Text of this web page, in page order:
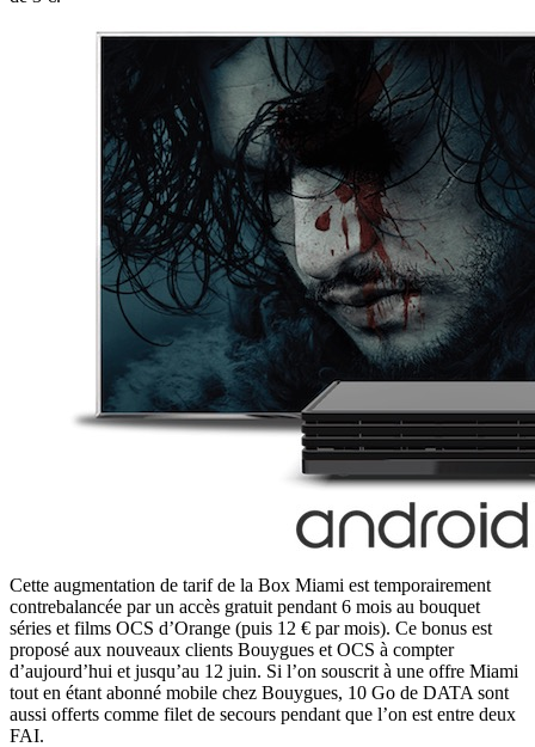
Cette augmentation de tarif de la Box Miami est temporairement
contrebalancée par un accès gratuit pendant 6 mois au bouquet
séries et films OCS d’Orange (puis 12 € par mois). Ce bonus est
proposé aux nouveaux clients Bouygues et OCS à compter
d’aujourd’hui et jusqu’au 12 juin. Si l’on souscrit à une offre Miami
tout en étant abonné mobile chez Bouygues, 10 Go de DATA sont
aussi offerts comme filet de secours pendant que l’on est entre deux
FAI.